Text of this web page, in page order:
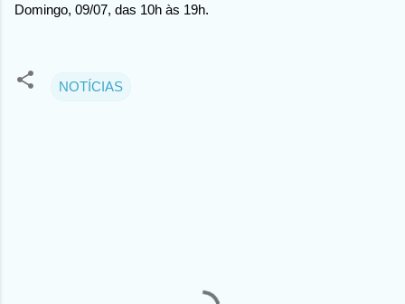
Domingo, 09/07, das 10h às 19h.
NOTÍCIAS